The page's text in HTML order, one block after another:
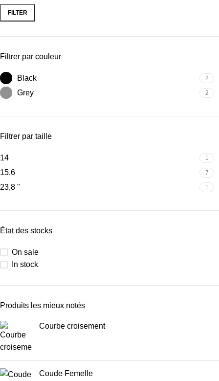
FILTER
Filtrer par couleur
Black 2
Grey 2
Filtrer par taille
14 1
15,6 7
23,8 " 1
État des stocks
On sale
In stock
Produits les mieux notés
Courbe croisement
Coude Femelle